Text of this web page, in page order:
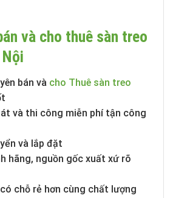
và cho thuê sàn treo
bán và cho Thuê sàn treo
và thi công miễn phí tận công
và lắp đặt
hãng, nguồn gốc xuất xứ rõ
chỗ rẻ hơn cùng chất lượng